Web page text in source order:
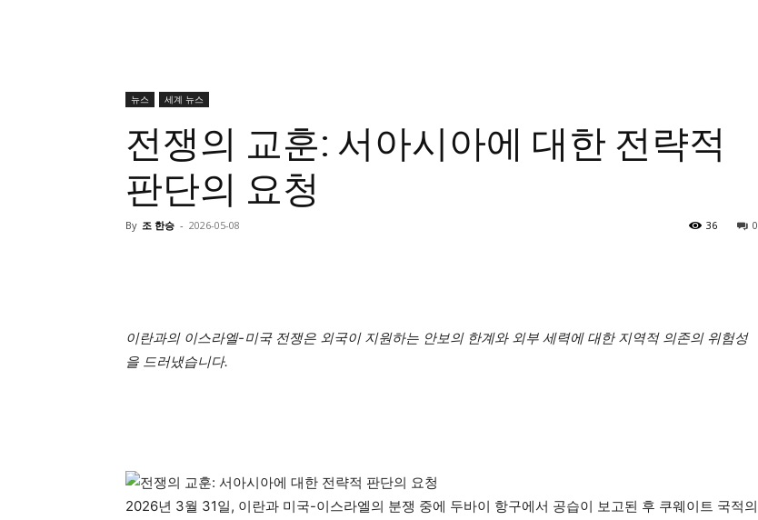
뉴스 세계 뉴스
전쟁의 교훈: 서아시아에 대한 전략적
판단의 요청
By 조 한승 - 2026-05-08 0
36
이란과의 이스라엘-미국 전쟁은 외국이 지원하는 안보의 한계와 외부 세력에 대한 지역적 의존의 위험성
을 드러냈습니다.
2026년 3월 31일, 이란과 미국-이스라엘의 분쟁 중에 두바이 항구에서 공습이 보고된 후 쿠웨이트 국적의